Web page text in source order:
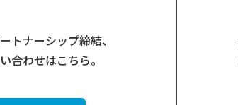
トナーシップ締結、
合わせはこちら。